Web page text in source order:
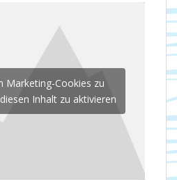
Marketing-Cookies zu
Inhalt zu aktivieren